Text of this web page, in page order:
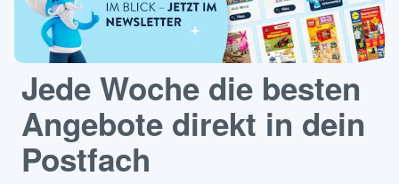
Jede Woche die besten
Angebote direkt in dein
Postfach